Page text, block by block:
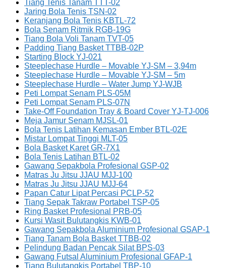
Tiang Tenis Tanam TTT-02
Jaring Bola Tenis TSN-02
Keranjang Bola Tenis KBTL-72
Bola Senam Ritmik RGB-19G
Tiang Bola Voli Tanam TVT-05
Padding Tiang Basket TTBB-02P
Starting Block YJ-021
Steeplechase Hurdle – Movable YJ-SM – 3,94m
Steeplechase Hurdle – Movable YJ-SM – 5m
Steeplechase Hurdle – Water Jump YJ-WJB
Peti Lompat Senam PLS-05M
Peti Lompat Senam PLS-07N
Take-Off Foundation Tray & Board Cover YJ-TJ-006
Meja Jamur Senam MJSL-01
Bola Tenis Latihan Kemasan Ember BTL-02E
Mistar Lompat Tinggi MLT-05
Bola Basket Karet GR-7X1
Bola Tenis Latihan BTL-02
Gawang Sepakbola Profesional GSP-02
Matras Ju Jitsu JJAU MJJ-100
Matras Ju Jitsu JJAU MJJ-64
Papan Catur Lipat Percasi PCLP-52
Tiang Sepak Takraw Portabel TSP-05
Ring Basket Profesional PRB-05
Kursi Wasit Bulutangkis KWB-01
Gawang Sepakbola Aluminium Profesional GSAP-1
Tiang Tanam Bola Basket TTBB-02
Pelindung Badan Pencak Silat BPS-03
Gawang Futsal Aluminium Profesional GFAP-1
Tiang Bulutangkis Portabel TBP-10